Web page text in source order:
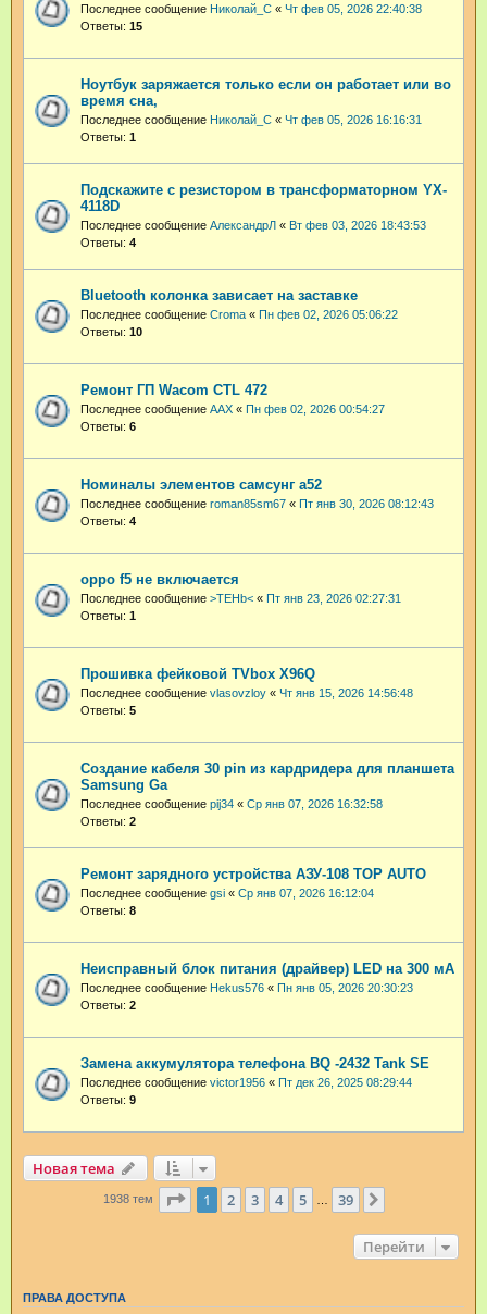
Последнее сообщение Николай_С « Чт фев 05, 2026 22:40:38
Ответы: 15
Ноутбук заряжается только если он работает или во
время сна,
Последнее сообщение Николай_С « Чт фев 05, 2026 16:16:31
Ответы: 1
Подскажите с резистором в трансформаторном YX-
4118D
Последнее сообщение АлександрЛ « Вт фев 03, 2026 18:43:53
Ответы: 4
Bluetooth колонка зависает на заставке
Последнее сообщение Croma « Пн фев 02, 2026 05:06:22
Ответы: 10
Ремонт ГП Wacom CTL 472
Последнее сообщение AAX « Пн фев 02, 2026 00:54:27
Ответы: 6
Номиналы элементов самсунг а52
Последнее сообщение roman85sm67 « Пт янв 30, 2026 08:12:43
Ответы: 4
oppo f5 не включается
Последнее сообщение >TEHb< « Пт янв 23, 2026 02:27:31
Ответы: 1
Прошивка фейковой TVbox X96Q
Последнее сообщение vlasovzloy « Чт янв 15, 2026 14:56:48
Ответы: 5
Создание кабеля 30 pin из кардридера для планшета
Samsung Ga
Последнее сообщение pij34 « Ср янв 07, 2026 16:32:58
Ответы: 2
Ремонт зарядного устройства АЗУ-108 TOP AUTO
Последнее сообщение gsi « Ср янв 07, 2026 16:12:04
Ответы: 8
Неисправный блок питания (драйвер) LED на 300 мА
Последнее сообщение Hekus576 « Пн янв 05, 2026 20:30:23
Ответы: 2
Замена аккумулятора телефона BQ -2432 Tank SE
Последнее сообщение victor1956 « Пт дек 26, 2025 08:29:44
Ответы: 9
Новая тема
1938 тем Страница из 39
1 2 3 4 5 39
Перейти
ПРАВА ДОСТУПА